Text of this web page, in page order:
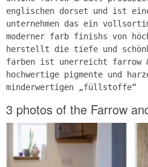
englischen dorset und ist
unternehmen das ein
moderner farb finishs von
herstellt die tiefe und
farben ist unerreicht farrow
hochwertige pigmente und
minderwertigen „füllstoffe“
3 photos of the Farrow